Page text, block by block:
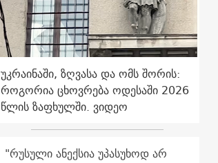
უკრაინაში, ზღვასა და ომს შორის:
როგორია ცხოვრება ოდესაში 2026
წლის ზაფხულში. ვიდეო
"რუსული ანექსია უპასუხოდ არ